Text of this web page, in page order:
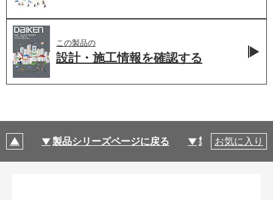
この製品の
設計・施工情報を確認する
製品シリーズページに戻る 製品仕様
お気に入り